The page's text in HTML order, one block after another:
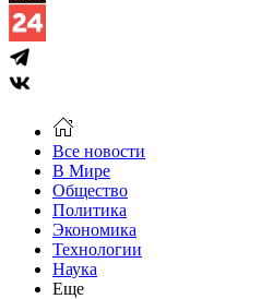
Все новости
В Мире
Общество
Политика
Экономика
Технологии
Наука
Еще